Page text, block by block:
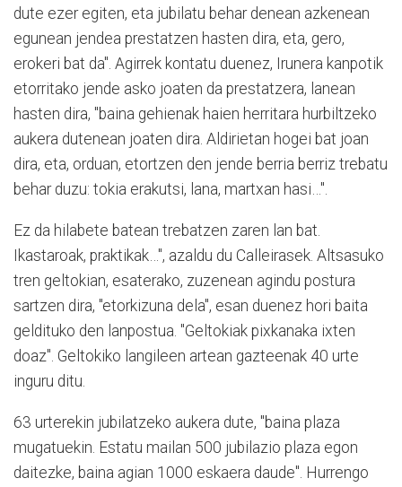
dute ezer egiten, eta jubilatu behar denean azkenean
egunean jendea prestatzen hasten dira, eta, gero,
erokeri bat da". Agirrek kontatu duenez, Irunera kanpotik
etorritako jende asko joaten da prestatzera, lanean
hasten dira, "baina gehienak haien herritara hurbiltzeko
aukera dutenean joaten dira. Aldirietan hogei bat joan
dira, eta, orduan, etortzen den jende berria berriz trebatu
behar duzu: tokia erakutsi, lana, martxan hasi…".
Ez da hilabete batean trebatzen zaren lan bat.
Ikastaroak, praktikak…", azaldu du Calleirasek. Altsasuko
tren geltokian, esaterako, zuzenean agindu postura
sartzen dira, "etorkizuna dela", esan duenez hori baita
geldituko den lanpostua. "Geltokiak pixkanaka ixten
doaz". Geltokiko langileen artean gazteenak 40 urte
inguru ditu.
63 urterekin jubilatzeko aukera dute, "baina plaza
mugatuekin. Estatu mailan 500 jubilazio plaza egon
daitezke, baina agian 1000 eskaera daude". Hurrengo